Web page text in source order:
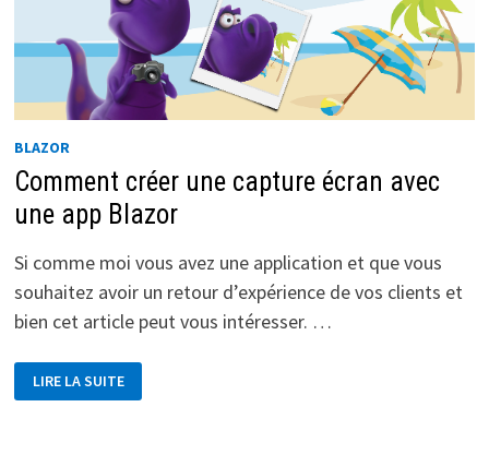
BLAZOR
Comment créer une capture écran avec
une app Blazor
Si comme moi vous avez une application et que vous
souhaitez avoir un retour d’expérience de vos clients et
bien cet article peut vous intéresser. …
COMMENT
CRÉER
UNE
LIRE LA SUITE